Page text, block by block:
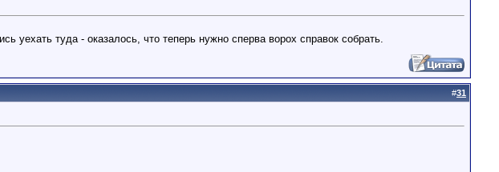
уехать туда - оказалось, что теперь нужно сперва ворох справок собрать.
#31